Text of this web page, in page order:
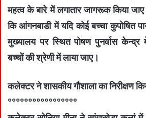
महत्‍व के बारे में लगातार जागरूक किया
कि आंगनबाडी में यदि कोई बच्‍चा कुपोषित
मुख्‍यालय पर स्थित पोषण पुनर्वास केन्‍द्र
बच्‍चों की श्रेणी में लाया जाए।
कलेक्‍टर ने शासकीय गौशाला का निरीक्षण
°°°°°°°°°°°°°°°°°